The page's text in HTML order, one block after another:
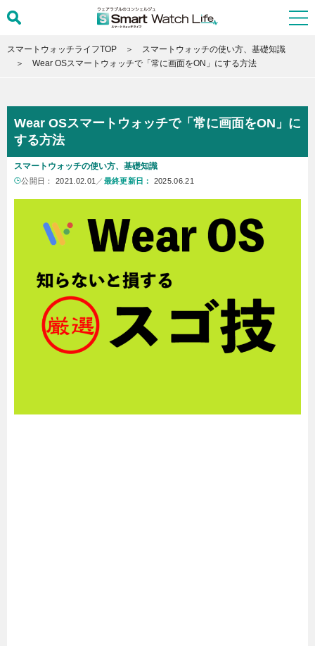
スマートウォッチライフTOP
スマートウォッチの使い方、基礎知識
Wear OSスマートウォッチで「常に画面をON」にする方法
Wear OSスマートウォッチで「常に画面をON」に
する方法
スマートウォッチの使い方、基礎知識
公開日： 2021.02.01 ／ 最終更新日： 2025.06.21